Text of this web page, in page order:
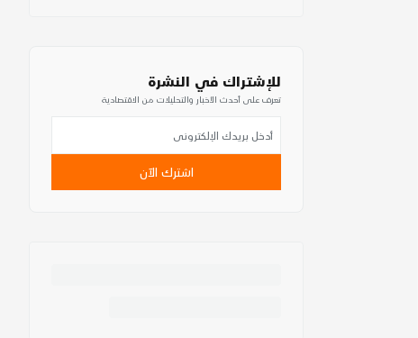
للإشتراك في النشرة
تعرف على أحدث الأخبار والتحليلات من الاقتصادية
اشترك الآن